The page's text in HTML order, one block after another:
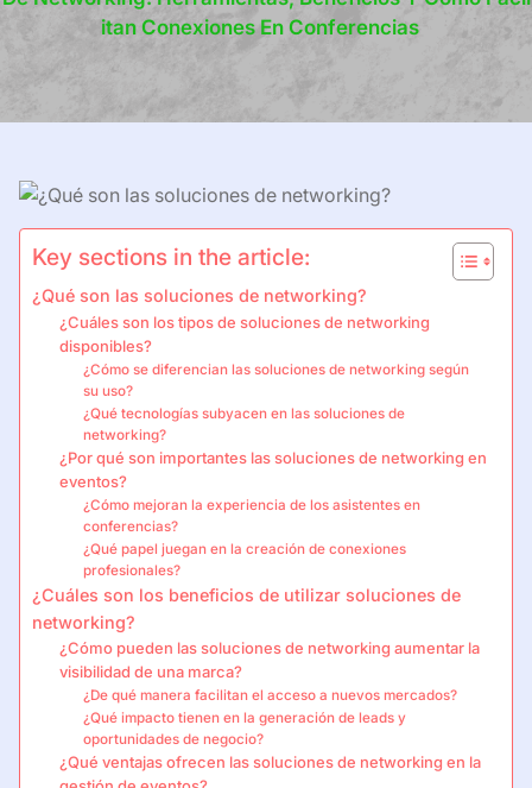
Itan Conexiones En Conferencias
Key sections in the article:
¿Qué son las soluciones de networking?
¿Cuáles son los tipos de soluciones de networking
disponibles?
¿Cómo se diferencian las soluciones de networking según
su uso?
¿Qué tecnologías subyacen en las soluciones de
networking?
¿Por qué son importantes las soluciones de networking en
eventos?
¿Cómo mejoran la experiencia de los asistentes en
conferencias?
¿Qué papel juegan en la creación de conexiones
profesionales?
¿Cuáles son los beneficios de utilizar soluciones de
networking?
¿Cómo pueden las soluciones de networking aumentar la
visibilidad de una marca?
¿De qué manera facilitan el acceso a nuevos mercados?
¿Qué impacto tienen en la generación de leads y
oportunidades de negocio?
¿Qué ventajas ofrecen las soluciones de networking en la